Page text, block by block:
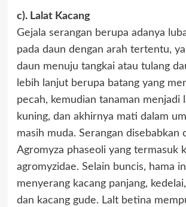
c). Lalat Kacang
Gejala serangan berupa adanya
pada daun dengan arah tertentu,
daun menuju tangkai atau tulang
lebih lanjut berupa batang yang
pecah, kemudian tanaman menjadi
kuning, dan akhirnya mati dalam
masih muda. Serangan disebabkan
Agromyza phaseoli yang termasuk
agromyzidae. Selain buncis, hama
menyerang kacang panjang,
dan kacang gude. Lalt betina